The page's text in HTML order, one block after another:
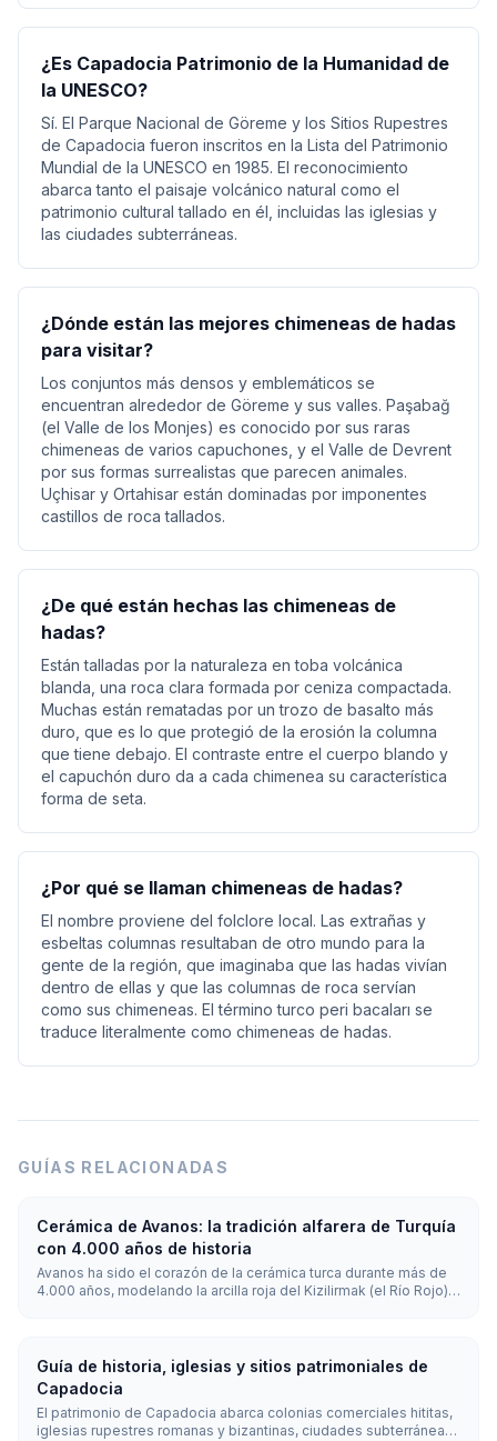
¿Es Capadocia Patrimonio de la Humanidad de
la UNESCO?
Sí. El Parque Nacional de Göreme y los Sitios Rupestres
de Capadocia fueron inscritos en la Lista del Patrimonio
Mundial de la UNESCO en 1985. El reconocimiento
abarca tanto el paisaje volcánico natural como el
patrimonio cultural tallado en él, incluidas las iglesias y
las ciudades subterráneas.
¿Dónde están las mejores chimeneas de hadas
para visitar?
Los conjuntos más densos y emblemáticos se
encuentran alrededor de Göreme y sus valles. Paşabağ
(el Valle de los Monjes) es conocido por sus raras
chimeneas de varios capuchones, y el Valle de Devrent
por sus formas surrealistas que parecen animales.
Uçhisar y Ortahisar están dominadas por imponentes
castillos de roca tallados.
¿De qué están hechas las chimeneas de
hadas?
Están talladas por la naturaleza en toba volcánica
blanda, una roca clara formada por ceniza compactada.
Muchas están rematadas por un trozo de basalto más
duro, que es lo que protegió de la erosión la columna
que tiene debajo. El contraste entre el cuerpo blando y
el capuchón duro da a cada chimenea su característica
forma de seta.
¿Por qué se llaman chimeneas de hadas?
El nombre proviene del folclore local. Las extrañas y
esbeltas columnas resultaban de otro mundo para la
gente de la región, que imaginaba que las hadas vivían
dentro de ellas y que las columnas de roca servían
como sus chimeneas. El término turco peri bacaları se
traduce literalmente como chimeneas de hadas.
GUÍAS RELACIONADAS
Cerámica de Avanos: la tradición alfarera de Turquía
con 4.000 años de historia
Avanos ha sido el corazón de la cerámica turca durante más de
4.000 años, modelando la arcilla roja del Kizilirmak (el Río Rojo)
Guía de historia, iglesias y sitios patrimoniales de
Capadocia
El patrimonio de Capadocia abarca colonias comerciales hititas,
iglesias rupestres romanas y bizantinas, ciudades subterráneas,